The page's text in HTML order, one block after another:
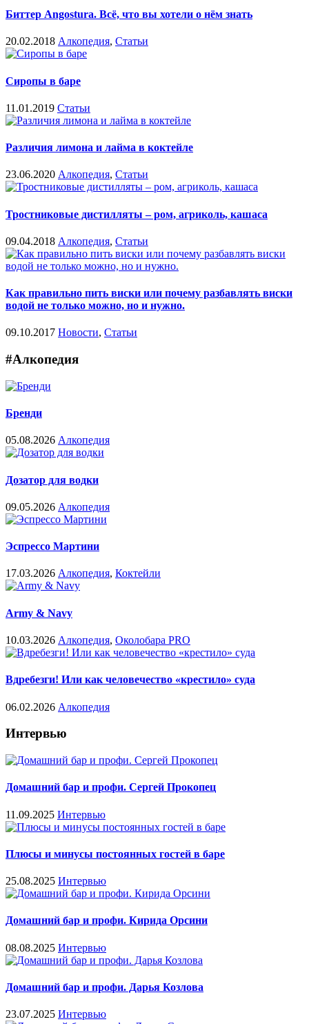
Биттер Angostura. Всё, что вы хотели о нём знать
20.02.2018 Алкопедия, Статьи
Сиропы в баре
11.01.2019 Статьи
Различия лимона и лайма в коктейле
23.06.2020 Алкопедия, Статьи
Тростниковые дистилляты – ром, агриколь, кашаса
09.04.2018 Алкопедия, Статьи
Как правильно пить виски или почему разбавлять виски
водой не только можно, но и нужно.
09.10.2017 Новости, Статьи
#Алкопедия
Бренди
05.08.2026 Алкопедия
Дозатор для водки
09.05.2026 Алкопедия
Эспрессо Мартини
17.03.2026 Алкопедия, Коктейли
Army & Navy
10.03.2026 Алкопедия, Околобара PRO
Вдребезги! Или как человечество «крестило» суда
06.02.2026 Алкопедия
Интервью
Домашний бар и профи. Сергей Прокопец
11.09.2025 Интервью
Плюсы и минусы постоянных гостей в баре
25.08.2025 Интервью
Домашний бар и профи. Кирида Орсини
08.08.2025 Интервью
Домашний бар и профи. Дарья Козлова
23.07.2025 Интервью